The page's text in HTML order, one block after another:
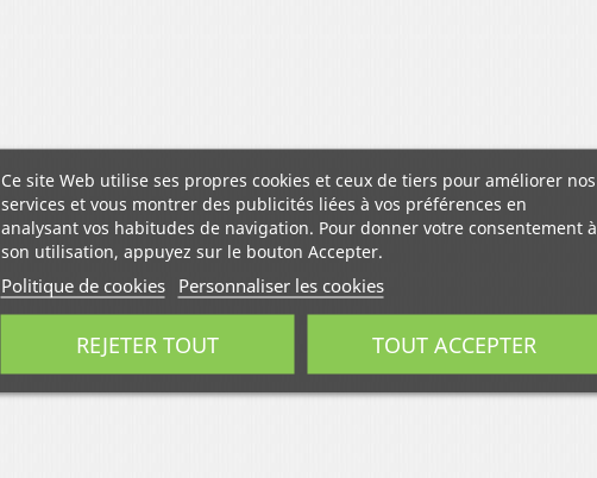
Ce site Web utilise ses propres cookies et ceux de tiers pour améliorer nos
services et vous montrer des publicités liées à vos préférences en
analysant vos habitudes de navigation. Pour donner votre consentement à
son utilisation, appuyez sur le bouton Accepter.
Politique de cookies Personnaliser les cookies
REJETER TOUT TOUT ACCEPTER